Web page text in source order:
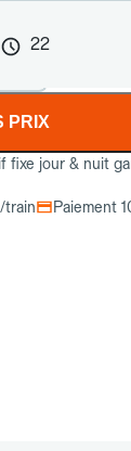
22
PRIX
fixe jour & nuit
train
Paiement